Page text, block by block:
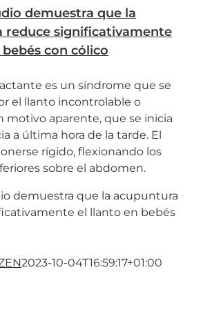
demuestra que la
reduce significativamente
con cólico
es un síndrome que se
el llanto incontrolable o
motivo aparente, que se inicia
a última hora de la tarde. El
rígido, flexionando los
sobre el abdomen.
demuestra que la acupuntura
el llanto en bebés
2023-10-04T16:59:17+01:00